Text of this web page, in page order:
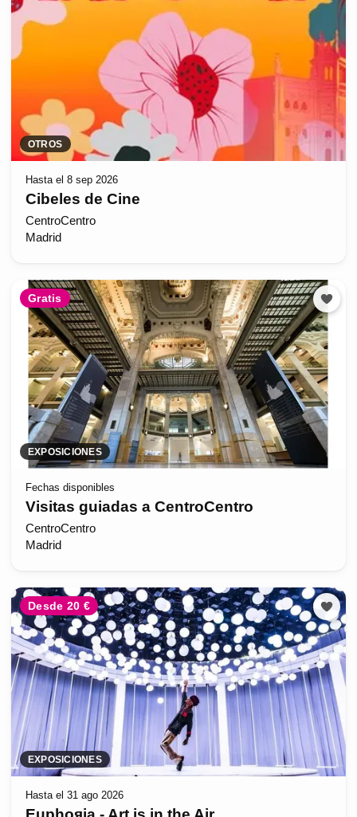
OTROS
Hasta el 8 sep 2026
Cibeles de Cine
CentroCentro
Madrid
Gratis
EXPOSICIONES
Fechas disponibles
Visitas guiadas a CentroCentro
CentroCentro
Madrid
Desde 20 €
EXPOSICIONES
Hasta el 31 ago 2026